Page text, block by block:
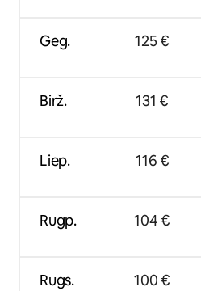
Geg.
Birž.
Liep.
Rugp.
Rugs.
125 €
131 €
116 €
104 €
100 €